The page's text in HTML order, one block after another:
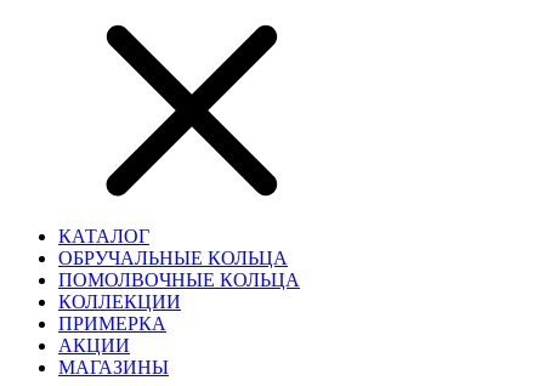
КАТАЛОГ
ОБРУЧАЛЬНЫЕ КОЛЬЦА
ПОМОЛВОЧНЫЕ КОЛЬЦА
КОЛЛЕКЦИИ
ПРИМЕРКА
АКЦИИ
МАГАЗИНЫ